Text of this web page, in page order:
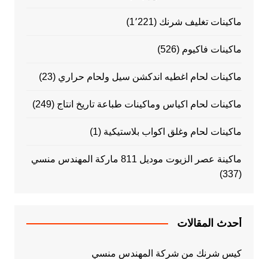
ماكينات تغليف شرنك (1٬221)
ماكينات فاكيوم (526)
ماكينات لحام اغطيه اندكشن سيل ولحام حراري (23)
ماكينات لحام اكياس وماكينات طباعة تاريخ انتاج (249)
ماكينات لحام وغلق اكواب بلاستيكية (1)
ماكينة عصر الزيوت موديل 811 ماركة المهندس منسي
(337)
أحدث المقالات
كيس شرنك من شركة المهندس منسي